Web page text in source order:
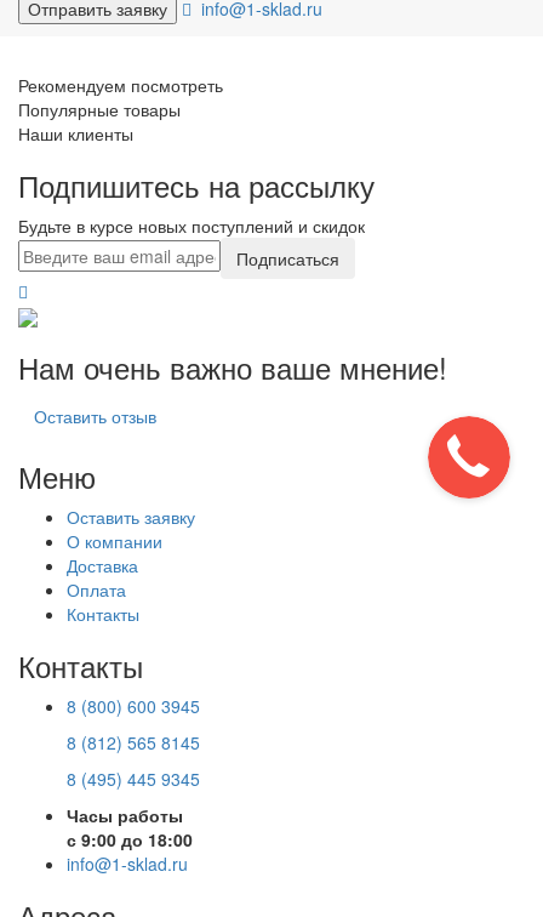
info@1-sklad.ru
Рекомендуем посмотреть
Популярные товары
Наши клиенты
Подпишитесь на рассылку
Будьте в курсе новых поступлений и скидок
Подписаться
Нам очень важно ваше мнение!
Оставить отзыв
Меню
Оставить заявку
О компании
Доставка
Оплата
Контакты
Контакты
8 (800) 600 3945
8 (812) 565 8145
8 (495) 445 9345
Часы работы
с 9:00 до 18:00
info@1-sklad.ru